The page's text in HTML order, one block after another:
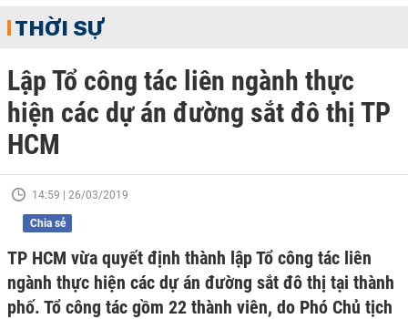
THỜI SỰ
Lập Tổ công tác liên ngành thực
hiện các dự án đường sắt đô thị TP
HCM
14:59 | 26/03/2019
Chia sẻ
TP HCM vừa quyết định thành lập Tổ công tác liên
ngành thực hiện các dự án đường sắt đô thị tại thành
phố. Tổ công tác gồm 22 thành viên, do Phó Chủ tịch